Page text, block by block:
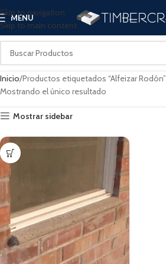
Skip to navigation
Skip to main content
MENU
Inicio Productos etiquetados “Alfeizar Rodón”
Mostrando el único resultado
Mostrar sidebar